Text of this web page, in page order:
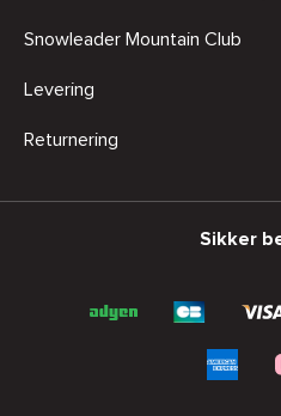
Snowleader Mountain Club
Levering
Returnering
Sikker